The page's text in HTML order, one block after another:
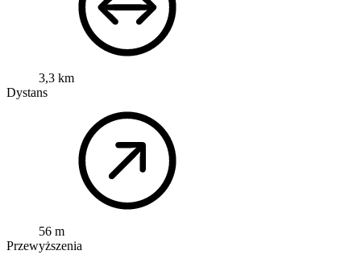
3,3 km
Dystans
56 m
Przewyższenia